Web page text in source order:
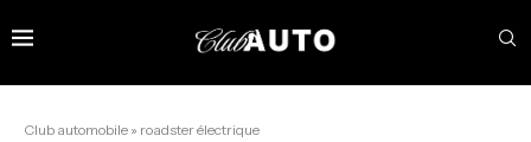
Club automobile » roadster électrique